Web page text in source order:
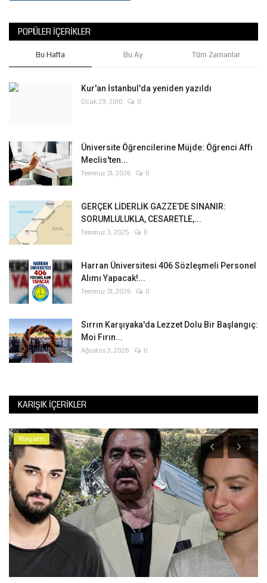
POPÜLER İÇERIKLER
Bu Hafta Bu Ay Tüm Zamanlar
Kur'an İstanbul'da yeniden yazıldı
Ocak 29, 2010 0
Üniversite Öğrencilerine Müjde: Öğrenci Affı
Meclis'ten...
Temmuz 31, 2026 0
GERÇEK LİDERLİK GAZZE’DE SINANIR:
SORUMLULUKLA, CESARETLE,...
Temmuz 3, 2025 0
Harran Üniversitesi 406 Sözleşmeli Personel
Alımı Yapacak!...
Temmuz 31, 2026 0
Sırrın Karşıyaka'da Lezzet Dolu Bir Başlangıç:
Moi Fırın...
Ağustos 3, 2026 0
KARIŞIK İÇERIKLER
Magazin